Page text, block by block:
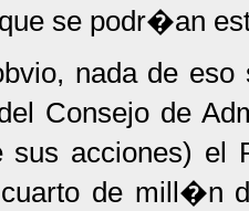
se podr�an
nada de
Consejo de
sus acciones) el
de mill�n